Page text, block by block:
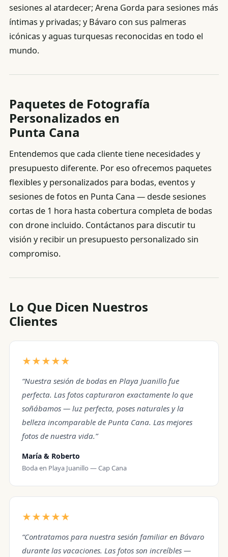
sesiones al atardecer; Arena Gorda para sesiones más
íntimas y privadas; y Bávaro con sus palmeras
icónicas y aguas turquesas reconocidas en todo el
mundo.
Paquetes de Fotografía
Personalizados en
Punta Cana
Entendemos que cada cliente tiene necesidades y
presupuesto diferente. Por eso ofrecemos paquetes
flexibles y personalizados para bodas, eventos y
sesiones de fotos en Punta Cana — desde sesiones
cortas de 1 hora hasta cobertura completa de bodas
con drone incluido. Contáctanos para discutir tu
visión y recibir un presupuesto personalizado sin
compromiso.
Lo Que Dicen Nuestros
Clientes
★★★★★
“Nuestra sesión de bodas en Playa Juanillo fue
perfecta. Las fotos capturaron exactamente lo que
soñábamos — luz perfecta, poses naturales y la
belleza incomparable de Punta Cana. Las mejores
fotos de nuestra vida.”
María & Roberto
Boda en Playa Juanillo — Cap Cana
★★★★★
“Contratamos para nuestra sesión familiar en Bávaro
durante las vacaciones. Las fotos son increíbles —